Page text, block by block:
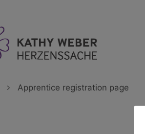
Apprentice registration page